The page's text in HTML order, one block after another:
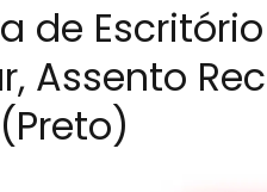
de
Assento